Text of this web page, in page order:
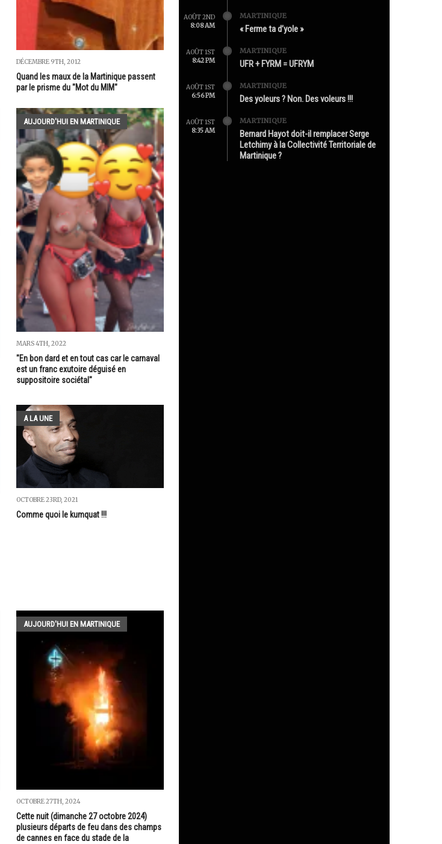
DÉCEMBRE 9TH, 2012
Quand les maux de la Martinique passent
par le prisme du "Mot du MIM"
AUJOURD'HUI EN MARTINIQUE
MARS 4TH, 2022
"En bon dard et en tout cas car le carnaval
est un franc exutoire déguisé en
suppositoire sociétal"
A LA UNE
OCTOBRE 23RD, 2021
Comme quoi le kumquat !!!
AUJOURD'HUI EN MARTINIQUE
OCTOBRE 27TH, 2024
Cette nuit (dimanche 27 octobre 2024)
plusieurs départs de feu dans des champs
de cannes en face du stade de la
AOÛT 2ND
8:08 AM
MARTINIQUE
« Ferme ta d’yole »
AOÛT 1ST
8:42 PM
MARTINIQUE
UFR + FYRM = UFRYM
AOÛT 1ST
6:56 PM
MARTINIQUE
Des yoleurs ? Non. Des voleurs !!!
AOÛT 1ST
8:35 AM
MARTINIQUE
Bernard Hayot doit-il remplacer Serge
Letchimy à la Collectivité Territoriale de
Martinique ?